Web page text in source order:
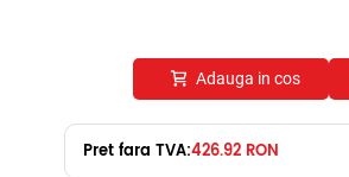
Adauga in cos
Pret fara TVA:426.92 RON